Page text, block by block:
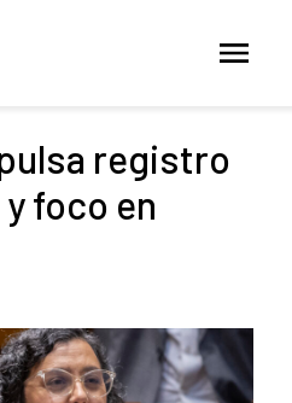
registro
foco en